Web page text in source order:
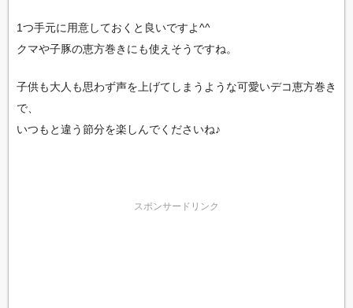
1つ手元に用意しておくと良いですよ^^
クマや子豚の恵方巻きにも使えそうですね。
子供も大人も思わず声を上げてしまうような可愛いデコ恵方巻き
で、
いつもと違う節分を楽しんでくださいね♪
スポンサードリンク